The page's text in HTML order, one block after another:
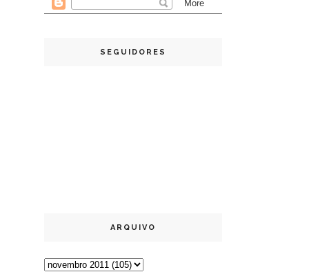
SEGUIDORES
ARQUIVO